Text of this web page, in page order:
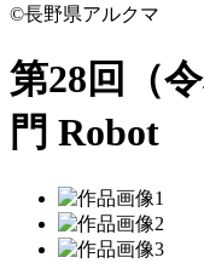
©長野県アルクマ
第28回（
門 Robot